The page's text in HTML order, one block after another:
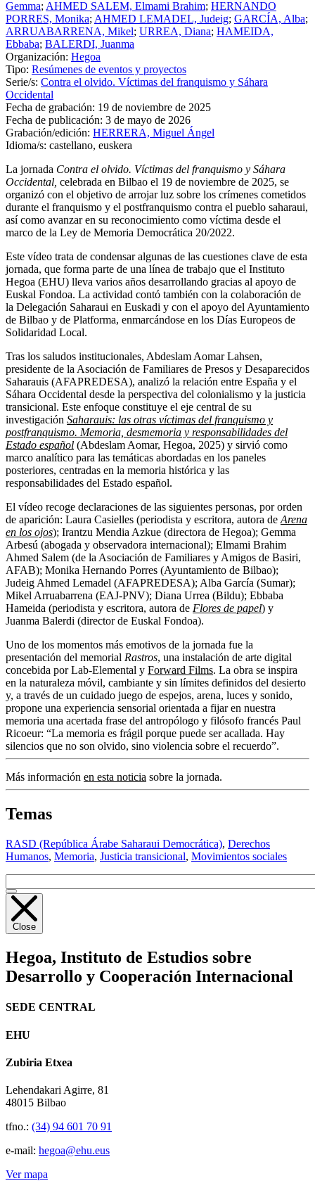
Gemma;AHMED SALEM, Elmami Brahim; HERNANDO
PORRES, Monika;AHMED LEMADEL, Judeig; GARCÍA, Alba;
ARRUABARRENA, Mikel; URREA, Diana; HAMEIDA,
Ebbaba; BALERDI, Juanma
Organización: Hegoa
Tipo: Resúmenes de eventos y proyectos
Serie/s: Contra el olvido. Víctimas del franquismo y Sáhara
Occidental
Fecha de grabación: 19 de noviembre de 2025
Fecha de publicación: 3 de mayo de 2026
Grabación/edición: HERRERA, Miguel Ángel
Idioma/s: castellano, euskera
La jornada Contra el olvido. Víctimas del franquismo y Sáhara
Occidental, celebrada en Bilbao el 19 de noviembre de 2025, se
organizó con el objetivo de arrojar luz sobre los crímenes cometidos
durante el franquismo y el postfranquismo contra el pueblo saharaui,
así como avanzar en su reconocimiento como víctima desde el
marco de la Ley de Memoria Democrática 20/2022.
Este vídeo trata de condensar algunas de las cuestiones clave de esta
jornada, que forma parte de una línea de trabajo que el Instituto
Hegoa (EHU) lleva varios años desarrollando gracias al apoyo de
Euskal Fondoa. La actividad contó también con la colaboración de
la Delegación Saharaui en Euskadi y con el apoyo del Ayuntamiento
de Bilbao y de Platforma, enmarcándose en los Días Europeos de
Solidaridad Local.
Tras los saludos institucionales, Abdeslam Aomar Lahsen,
presidente de la Asociación de Familiares de Presos y Desaparecidos
Saharauis (AFAPREDESA), analizó la relación entre España y el
Sáhara Occidental desde la perspectiva del colonialismo y la justicia
transicional. Este enfoque constituye el eje central de su
investigación Saharauis: las otras víctimas del franquismo y
postfranquismo. Memoria, desmemoria y responsabilidades del
Estado español (Abdeslam Aomar, Hegoa, 2025) y sirvió como
marco analítico para las temáticas abordadas en los paneles
posteriores, centradas en la memoria histórica y las
responsabilidades del Estado español.
El vídeo recoge declaraciones de las siguientes personas, por orden
de aparición: Laura Casielles (periodista y escritora, autora deArena
en los ojos); Irantzu Mendia Azkue (directora de Hegoa); Gemma
Arbesú (abogada y observadora internacional); Elmami Brahim
Ahmed Salem (de la Asociación de Familiares y Amigos de Basiri,
AFAB); Monika Hernando Porres (Ayuntamiento de Bilbao);
Judeig Ahmed Lemadel (AFAPREDESA); Alba García (Sumar);
Mikel Arruabarrena (EAJ-PNV); Diana Urrea (Bildu); Ebbaba
Hameida (periodista y escritora, autora de Flores de papel) y
Juanma Balerdi (director de Euskal Fondoa).
Uno de los momentos más emotivos de la jornada fue la
presentación del memorial Rastros, una instalación de arte digital
concebida por Lab-Elemental y Forward Films. La obra se inspira
en la naturaleza móvil, cambiante y sin límites definidos del desierto
y, a través de un cuidado juego de espejos, arena, luces y sonido,
propone una experiencia sensorial orientada a fijar en nuestra
memoria una acertada frase del antropólogo y filósofo francés Paul
Ricoeur: “La memoria es frágil porque puede ser acallada. Hay
silencios que no son olvido, sino violencia sobre el recuerdo”.
Más información en esta noticia sobre la jornada.
Temas
RASD (República Árabe Saharaui Democrática), Derechos
Humanos, Memoria, Justicia transicional, Movimientos sociales
Close
Hegoa, Instituto de Estudios sobre
Desarrollo y Cooperación Internacional
SEDE CENTRAL
EHU
Zubiria Etxea
Lehendakari Agirre, 81
48015 Bilbao
tfno.: (34) 94 601 70 91
e-mail: hegoa@ehu.eus
Ver mapa